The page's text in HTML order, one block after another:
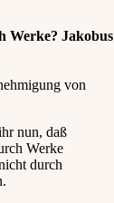
Werke? Jakobus
von
nun, daß
Werke
durch